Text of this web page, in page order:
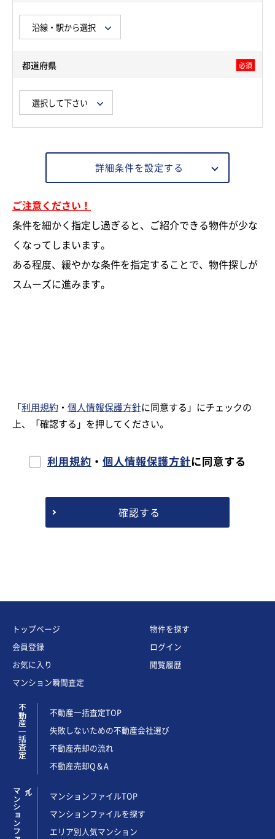
都道府県 必須
詳細条件を設定する
ご注意ください！
条件を細かく指定し過ぎると、ご紹介できる物件が少な
くなってしまいます。
ある程度、緩やかな条件を指定することで、物件探しが
スムーズに進みます。
「利用規約 ・ 個人情報保護方針に同意する」にチェックの
上、「確認する」を押してください。
利用規約 ・ 個人情報保護方針に同意する
確認する
トップページ
物件を探す
会員登録
ログイン
お気に入り
閲覧履歴
マンション瞬間査定
不動産一括査定
不動産一括査定TOP
失敗しないための不動産会社選び
不動産売却の流れ
不動産売却Q＆A
マ
ン
シ
ョ
ン
フ
ァ
イ ル
マンションファイルTOP
マンションファイルを探す
エリア別人気マンション